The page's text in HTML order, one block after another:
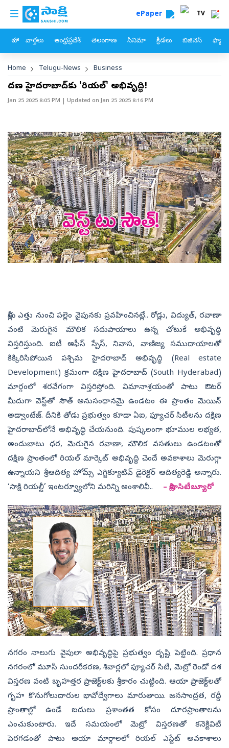
Skip to main content
custom menu ePaper TV
హోం వార్తలు ఆంధ్రప్రదేశ్ తెలంగాణ సినిమా క్రీడలు బిజినెస్
Breadcrumb
Home Telugu-News Business
దక్షిణ హైదరాబాద్‌కు 'రియల్‌' అభివృద్ధి!
Jan 25 2025 8:05 PM | Updated onJan 25 2025 8:16 PM
నీళ్లు ఎత్తు నుంచి పల్లెం వైపునకు ప్రవహించినట్లే.. రోడ్లు, విద్యుత్, రవాణా
వంటి మెరుగైన మౌలిక సదుపాయాలు ఉన్న చోటుకే అభివృద్ధి
విస్తరిస్తుంది. ఐటీ ఆఫీస్‌ స్పేస్, నివాస, వాణిజ్య సముదాయాలతో
కిక్కిరిసిపోయిన పశ్చిమ హైదరాబాద్‌ అభివృద్ధి (Real estate
Development) క్రమంగా దక్షిణ హైదరాబాద్‌ (South Hyderabad)
మార్గంలో శరవేగంగా విస్తరిస్తోంది. విమానాశ్రయంతో పాటు ఔటర్‌
మీదుగా వెస్ట్‌తో సౌత్‌ అనుసంధానమై ఉండటం ఈ ప్రాంతం మెయిన్‌
అడ్వాంటేజ్‌. దీనికి తోడు ప్రభుత్వం కూడా ఏఐ, ఫ్యూచర్‌ సిటీలను దక్షిణ
హైదరాబాద్‌లోనే అభివృద్ధి చేయనుంది. పుష్కలంగా భూముల లభ్యత,
అందుబాటు ధర, మెరుగైన రవాణా, మౌలిక వసతులు ఉండటంతో
దక్షిణ ప్రాంతంలో రియల్‌ మార్కెట్‌ అభివృద్ధి చెందే అవకాశాలు మెరుగ్గా
ఉన్నాయని శ్రీఆదిత్య హోమ్స్‌ ఎగ్జిక్యూటివ్‌ డైరెక్టర్‌ ఆదిత్యరెడ్డి అన్నారు.
‘సాక్షి రియల్టీ’ ఇంటర్వ్యూలోని మరిన్ని అంశాలివీ.. – సాక్షి, సిటీబ్యూరో
నగరం నాలుగు వైపులా అభివృద్ధిపై ప్రభుత్వం దృష్టి పెట్టింది. ప్రధాన
నగరంలో మూసీ సుందరీకరణ, శివార్లలో ఫ్యూచర్‌ సిటీ, మెట్రో రెండో దశ
విస్తరణ వంటి బృహత్తర ప్రాజెక్ట్‌లకు శ్రీకారం చుట్టింది. ఆయా ప్రాజెక్ట్‌లతో
గృహ కొనుగోలుదారుల భావోద్వేగాలు మారుతాయి. జనసాంద్రత, రద్దీ
ప్రాంతాల్లో ఉండే బదులు ప్రశాంతత కోసం దూరప్రాంతాలను
ఎంచుకుంటారు. ఇదే సమయంలో మెట్రో విస్తరణతో కనెక్టివిటీ
పెరగడంతో పాటు ఆయా మార్గాలలో రియల్‌ ఎస్టేట్‌ అవకాశాలు